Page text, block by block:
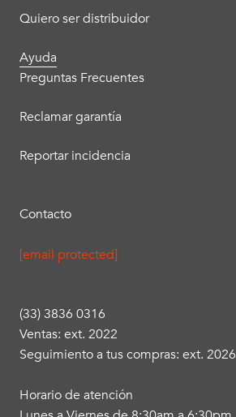
Quiero ser distribuidor
Ayuda
Preguntas Frecuentes
Reclamar garantía
Reportar incidencia
Contacto
[email protected]
(33) 3836 0316
Ventas: ext. 2022
Seguimiento a tus compras: ext. 2026
Horario de atención